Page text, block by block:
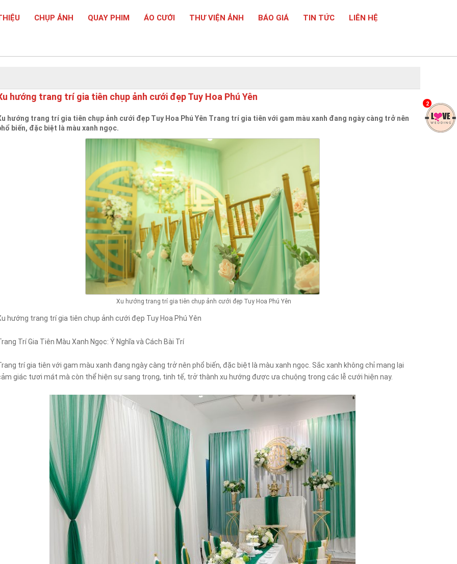
CHỤP ẢNH QUAY PHIM ÁO CƯỚI THƯ VIỆN ẢNH BÁO GIÁ TIN TỨC LIÊN HỆ
hướng trang trí gia tiên chụp ảnh cưới đẹp Tuy Hoa Phú Yên
hướng trang trí gia tiên chụp ảnh cưới đẹp Tuy Hoa Phú Yên Trang trí gia tiên với gam màu xanh đang ngày càng trở nên
biến, đặc biệt là màu xanh ngọc.
Xu hướng trang trí gia tiên chụp ảnh cưới đẹp Tuy Hoa Phú Yên
hướng trang trí gia tiên chụp ảnh cưới đẹp Tuy Hoa Phú Yên
Trí Gia Tiên Màu Xanh Ngọc: Ý Nghĩa và Cách Bài Trí
trí gia tiên với gam màu xanh đang ngày càng trở nên phổ biến, đặc biệt là màu xanh ngọc. Sắc xanh không chỉ mang lại
giác tươi mát mà còn thể hiện sự sang trọng, tinh tế, trở thành xu hướng được ưa chuộng trong các lễ cưới hiện nay.
2